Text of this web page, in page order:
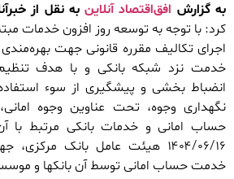
به گزارش افق‌اقتصاد آنلاینبه نقل از
کرد: با توجه به توسعه روز افزون خدمات
اجرای تکالیف مقرره قانونی جهت
خدمت نزد شبکه بانکی و با هدف
انضباط بخشی و پیشگیری از سوء
نگهداری وجوه، تحت عناوین وجوه
حساب امانی و خدمات بانکی مرتبط
۱۶‏/۰۶‏/۱۴۰۴ هیئت عامل بانک
خدمت حساب امانی توسط آن بانک‏ها و